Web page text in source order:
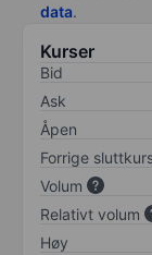
data.
Kurser
Bid
Ask
Åpen
Forrige
Volum
Relativt volum
Høy